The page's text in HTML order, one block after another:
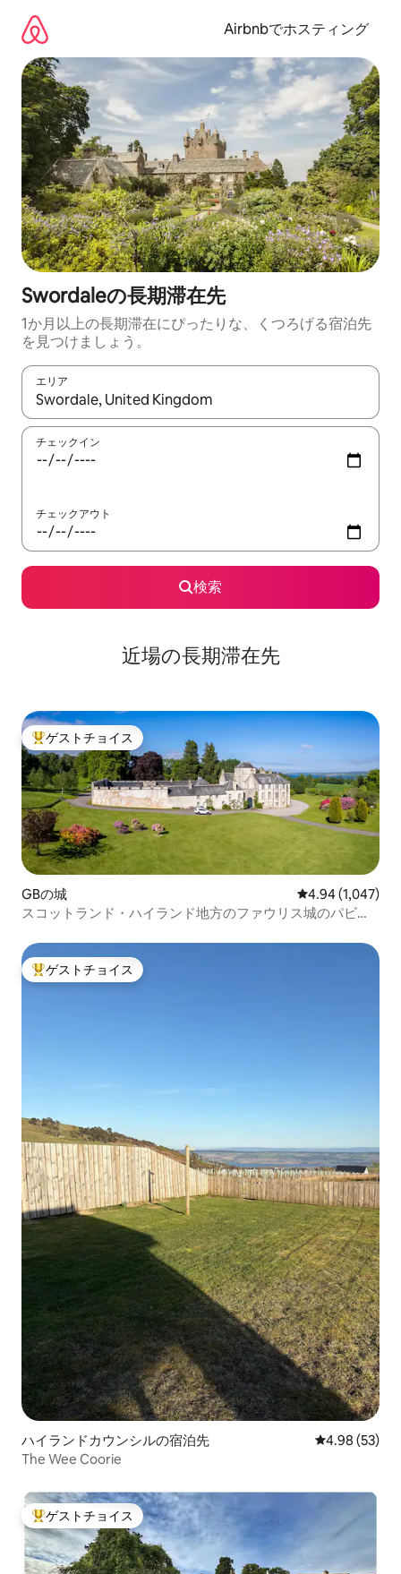
Airbnbでホスティング
Swordaleの長期滞在先
1か月以上の長期滞在にぴったりな、くつろげる宿泊先
を見つけましょう。
エリア
検索結果が表示されたら、上下の矢印キーを使って移動するか
チェックイン
チェックアウト
検索
近場の長期滞在先
大好評のゲストチョイスです。
ゲストチョイス
GBの城 レビュー1,047
4.94 (1,047)
スコットランド・ハイランド地方のファウリス城のパビリ
大好評のゲストチョイスです。
ゲストチョイス
ハイランドカウンシルの宿泊先 レビュー53
4.98 (53)
The Wee Coorie
大好評のゲストチョイスです。
ゲストチョイス